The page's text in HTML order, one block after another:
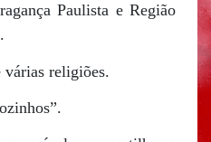
Paulista e Região
várias religiões.